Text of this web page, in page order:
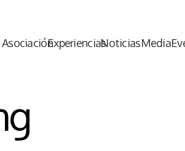
AsociaciónExperienciasNoticiasMedia